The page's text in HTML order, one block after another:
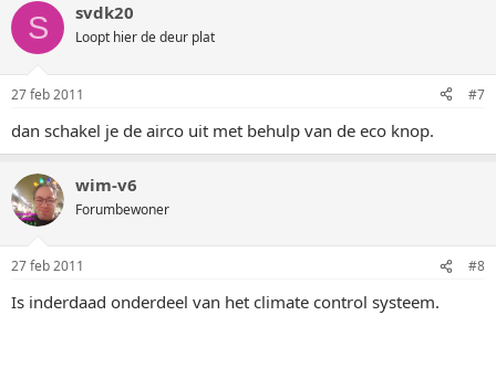
S svdk20
Loopt hier de deur plat
27 feb 2011 #7
dan schakel je de airco uit met behulp van de eco knop.
wim-v6
Forumbewoner
27 feb 2011 #8
Is inderdaad onderdeel van het climate control systeem.